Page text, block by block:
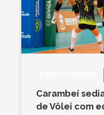
Carambeí
de Vôlei com